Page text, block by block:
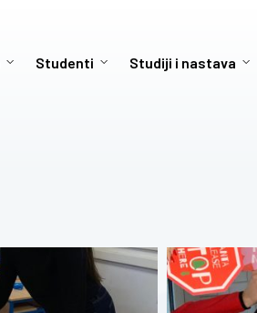
Studenti Studiji i nastava